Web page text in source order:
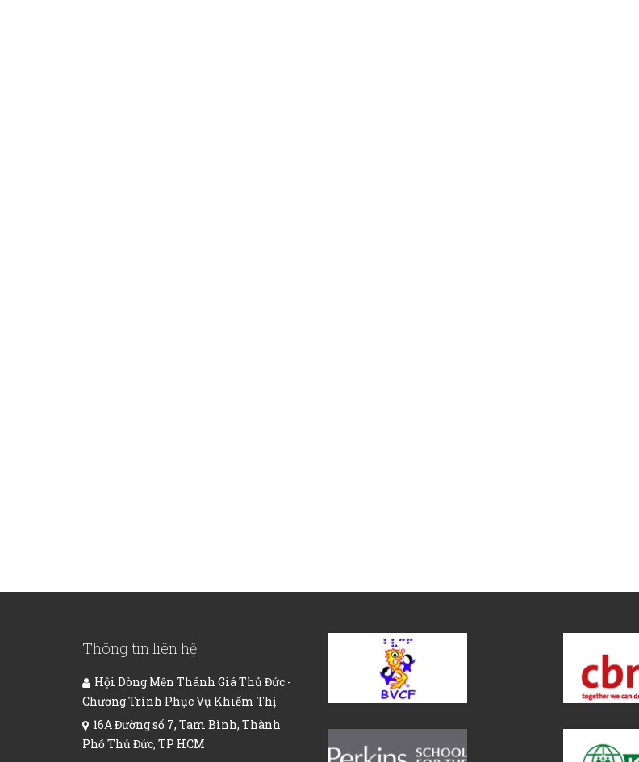
Thông tin liên hệ
Hội Dòng Mến Thánh Giá Thủ Đức -
Chương Trình Phục Vụ Khiếm Thị
16A Đường số 7, Tam Bình, Thành
Phố Thủ Đức, TP HCM